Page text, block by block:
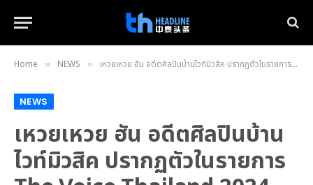
Home » NEWS » เหวยเหวย ฮัน อดีตศิลปินบ้านไวท์มิวสิค ปรากฏตัวในรายการ The Voice Thailand 2024 คว้า 4 Chairs ได้สำเร็จ ตื้นตันจนหลั่งน้ำตากลางเวที
NEWS
เหวยเหวย ฮัน อดีตศิลปินบ้าน
ไวท์มิวสิค ปรากฏตัวในรายการ